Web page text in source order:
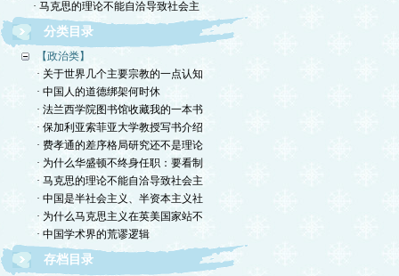
· 马克思的理论不能自洽导致社会主
分类目录
【政治类】
· 关于世界几个主要宗教的一点认知
· 中国人的道德绑架何时休
· 法兰西学院图书馆收藏我的一本书
· 保加利亚索菲亚大学教授写书介绍
· 费孝通的差序格局研究还不是理论
· 为什么华盛顿不终身任职：要看制
· 马克思的理论不能自洽导致社会主
· 中国是半社会主义、半资本主义社
· 为什么马克思主义在英美国家站不
· 中国学术界的荒谬逻辑
存档目录